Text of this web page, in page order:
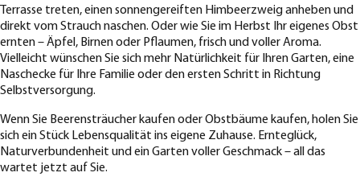
Terrasse treten, einen sonnengereiften Himbeerzweig anheben und
direkt vom Strauch naschen. Oder wie Sie im Herbst Ihr eigenes Obst
ernten – Äpfel, Birnen oder Pflaumen, frisch und voller Aroma.
Vielleicht wünschen Sie sich mehr Natürlichkeit für Ihren Garten, eine
Naschecke für Ihre Familie oder den ersten Schritt in Richtung
Selbstversorgung.
Wenn Sie Beerensträucher kaufen oder Obstbäume kaufen, holen Sie
sich ein Stück Lebensqualität ins eigene Zuhause. Ernteglück,
Naturverbundenheit und ein Garten voller Geschmack – all das
wartet jetzt auf Sie.